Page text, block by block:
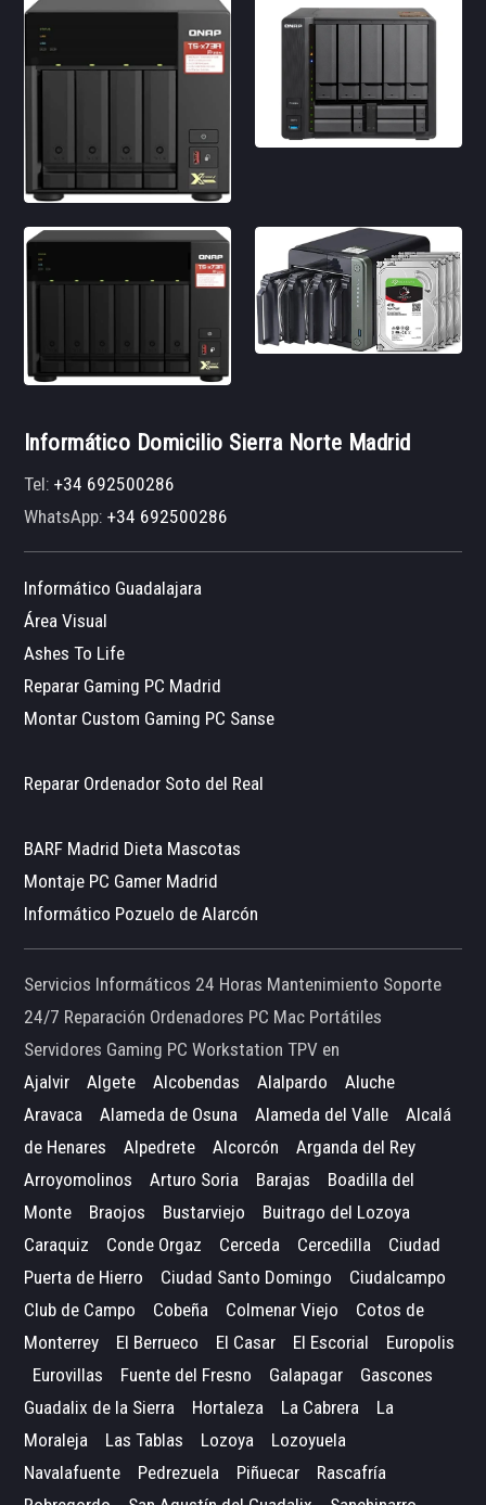
Informático Domicilio Sierra Norte Madrid
Tel:+34 692500286
WhatsApp:+34 692500286
Informático Guadalajara
Área Visual
Ashes To Life
Reparar Gaming PC Madrid
Montar Custom Gaming PC Sanse
Reparar Ordenador Soto del Real
BARF Madrid Dieta Mascotas
Montaje PC Gamer Madrid
Informático Pozuelo de Alarcón
Servicios Informáticos 24 Horas Mantenimiento Soporte
24/7 Reparación Ordenadores PC Mac Portátiles
Servidores Gaming PC Workstation TPV en
Ajalvir
Algete Alcobendas Alalpardo
Aluche
Aravaca
Alameda de Osuna Alameda del Valle
Alcalá
de Henares
Alpedrete Alcorcón
Arganda del Rey
Arroyomolinos
Arturo Soria Barajas
Boadilla del
Monte
Braojos Bustarviejo
Buitrago del Lozoya
Caraquiz
Conde Orgaz Cerceda Cercedilla
Ciudad
Puerta de Hierro
Ciudad Santo Domingo
Ciudalcampo
Club de Campo
Cobeña Colmenar Viejo
Cotos de
Monterrey
El Berrueco El Casar El Escorial
Europolis
Eurovillas
Fuente del Fresno Galapagar
Gascones
Guadalix de la Sierra
Hortaleza La Cabrera
La
Moraleja
Las Tablas Lozoya
Lozoyuela
Navalafuente
Pedrezuela Piñuecar
Rascafría